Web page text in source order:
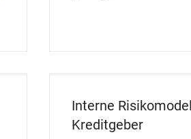
Interne
Kreditgeber